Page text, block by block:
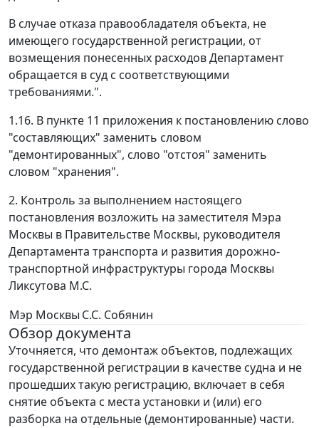
В случае отказа правообладателя объекта, не
имеющего государственной регистрации, от
возмещения понесенных расходов Департамент
обращается в суд с соответствующими
требованиями.".
1.16. В пункте 11 приложения к постановлению слово
"составляющих" заменить словом
"демонтированных", слово "отстоя" заменить
словом "хранения".
2. Контроль за выполнением настоящего
постановления возложить на заместителя Мэра
Москвы в Правительстве Москвы, руководителя
Департамента транспорта и развития дорожно-
транспортной инфраструктуры города Москвы
Ликсутова М.С.
Мэр Москвы С.С. Собянин
Обзор документа
Уточняется, что демонтаж объектов, подлежащих
государственной регистрации в качестве судна и не
прошедших такую регистрацию, включает в себя
снятие объекта с места установки и (или) его
разборка на отдельные (демонтированные) части.